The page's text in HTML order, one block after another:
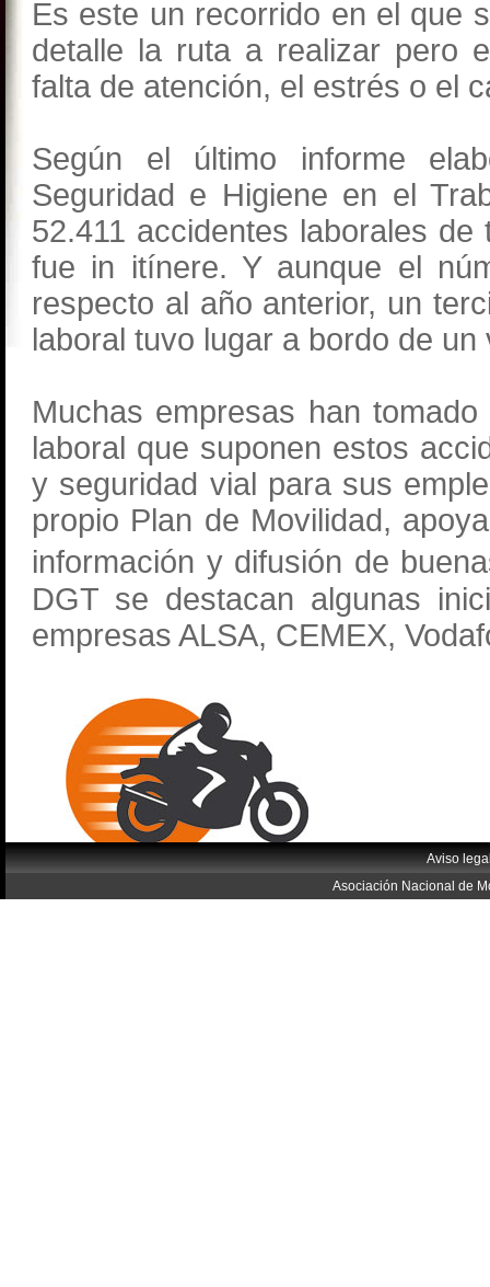
Es este un recorrido en el que
detalle la ruta a realizar pero
falta de atención, el estrés o el
Según el último informe
Seguridad e Higiene en el
52.411 accidentes laborales
fue in itínere. Y aunque el
respecto al año anterior, un
laboral tuvo lugar a bordo de
Muchas empresas han
laboral que suponen estos
y seguridad vial para sus
propio Plan de Movilidad,
información y difusión de
DGT se destacan algunas
empresas ALSA, CEMEX,
Aviso
Asociación Nacional de